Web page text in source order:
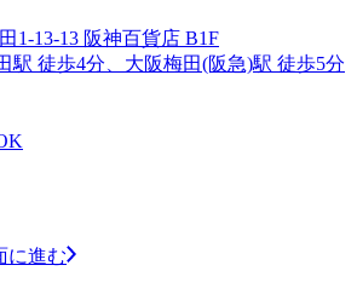
1-13-13 阪神百貨店 B1F
駅 徒歩4分、大阪梅田(阪急)駅 徒歩5分
に進む